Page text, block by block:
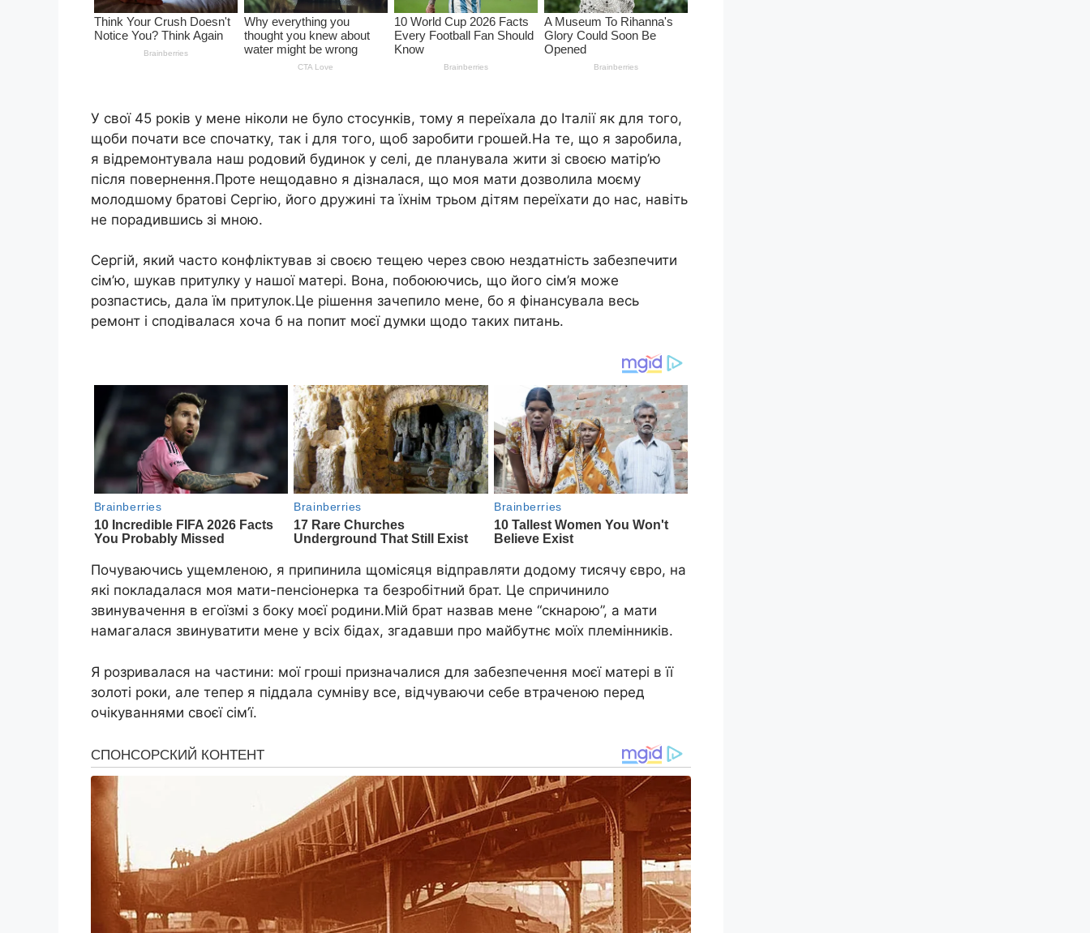
У свої 45 років у мене ніколи не було стосунків, тому я переїхала до Італії як для того,
щоби почати все спочатку, так і для того, щоб заробити грошей.На те, що я заробила,
я відремонтувала наш родовий будинок у селі, де планувала жити зі своєю матір’ю
після повернення.Проте нещодавно я дізналася, що моя мати дозволила моєму
молодшому братові Сергію, його дружині та їхнім трьом дітям переїхати до нас, навіть
не порадившись зі мною.
Сергій, який часто конфліктував зі своєю тещею через свою нездатність забезпечити
сім’ю, шукав притулку у нашої матері. Вона, побоюючись, що його сім’я може
розпастись, дала їм притулок.Це рішення зачепило мене, бо я фінансувала весь
ремонт і сподівалася хоча б на попит моєї думки щодо таких питань.
Почуваючись ущемленою, я припинила щомісяця відправляти додому тисячу євро, на
які покладалася моя мати-пенсіонерка та безробітний брат. Це спричинило
звинувачення в егоїзмі з боку моєї родини.Мій брат назвав мене “скнарою”, а мати
намагалася звинуватити мене у всіх бідах, згадавши про майбутнє моїх племінників.
Я розривалася на частини: мої гроші призначалися для забезпечення моєї матері в її
золоті роки, але тепер я піддала сумніву все, відчуваючи себе втраченою перед
очікуваннями своєї сім’ї.